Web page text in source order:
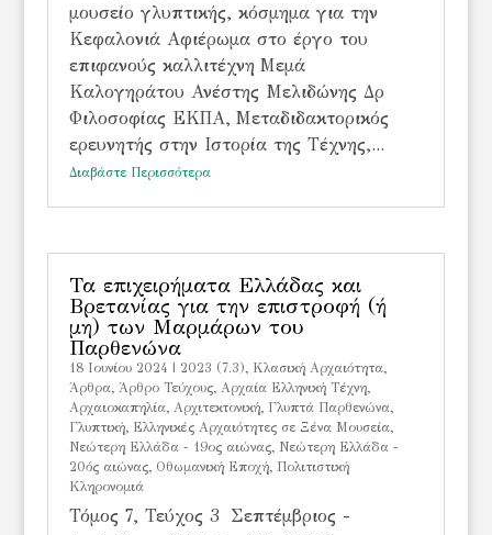
μουσείο γλυπτικής, κόσμημα για την
Κεφαλονιά Αφιέρωμα στο έργο του
επιφανούς καλλιτέχνη Μεμά
Καλογηράτου Ανέστης Μελιδώνης Δρ
Φιλοσοφίας ΕΚΠΑ, Μεταδιδακτορικός
ερευνητής στην Ιστορία της Τέχνης,...
Διαβάστε Περισσότερα
Τα επιχειρήματα Ελλάδας και
Βρετανίας για την επιστροφή (ή
μη) των Μαρμάρων του
Παρθενώνα
18 Ιουνίου 2024 2023 (7.3), Kλασική Αρχαιότητα,
Άρθρα, Άρθρο Τεύχους, Αρχαία Ελληνική Τέχνη,
Αρχαιοκαπηλία, Αρχιτεκτονική, Γλυπτά Παρθενώνα,
Γλυπτική, Ελληνικές Αρχαιότητες σε Ξένα Μουσεία,
Νεώτερη Ελλάδα - 19ος αιώνας, Νεώτερη Ελλάδα -
20ός αιώνας, Οθωμανική Εποχή, Πολιτιστική
Κληρονομιά
Τόμος 7, Τεύχος 3 Σεπτέμβριος -